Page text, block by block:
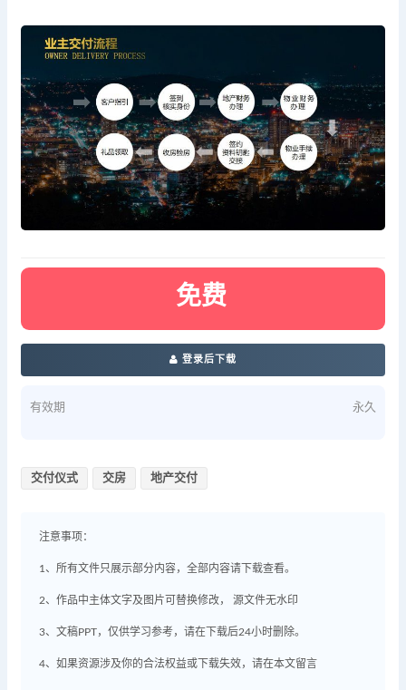
免费
登录后下载
有效期 永久
交付仪式 交房 地产交付
注意事项：
1、所有文件只展示部分内容，全部内容请下载查看。
2、作品中主体文字及图片可替换修改， 源文件无水印
3、文稿PPT，仅供学习参考，请在下载后24小时删除。
4、如果资源涉及你的合法权益或下载失效，请在本文留言